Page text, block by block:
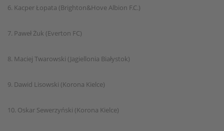
6. Kacper Łopata (Brighton&Hove Albion F.C.)
7. Paweł Żuk (Everton FC)
8. Maciej Twarowski (Jagiellonia Białystok)
9. Dawid Lisowski (Korona Kielce)
10. Oskar Sewerzyński (Korona Kielce)